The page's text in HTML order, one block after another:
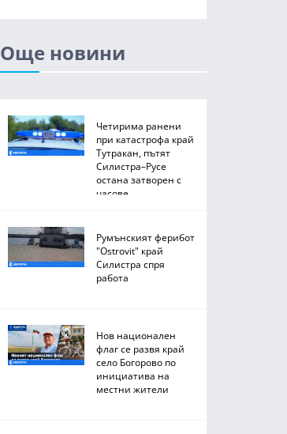
Още новини
Четирима ранени
при катастрофа край
Тутракан, пътят
Силистра–Русе
остана затворен с
часове
Румънският ферибот
"Ostrovit" край
Силистра спря
работа
Нов национален
флаг се развя край
село Богорово по
инициатива на
местни жители